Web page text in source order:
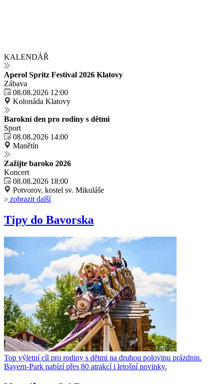
KALENDÁŘ
Aperol Spritz Festival 2026 Klatovy
Zábava
08.08.2026 12:00
Kolonáda Klatovy
Barokní den pro rodiny s dětmi
Sport
08.08.2026 14:00
Manětín
Zažijte baroko 2026
Koncert
08.08.2026 18:00
Potvorov, kostel sv. Mikuláše
zobrazit další
Tipy do Bavorska
Top výletní cíl pro rodiny s dětmi na druhou polovinu prázdnin.
Bayern-Park nabízí přes 80 atrakcí i letošní novinky.